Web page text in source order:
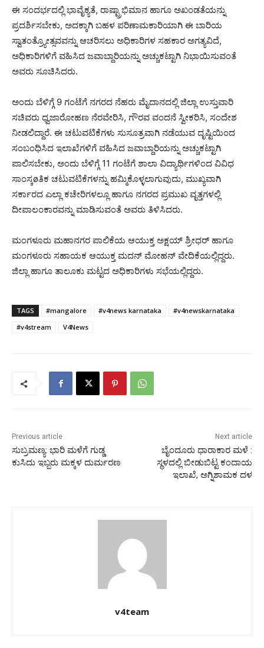
ಈ ಸಂದರ್ಭದಲ್ಲಿ ಭಾವೈಕ್ಯತೆ, ರಾಷ್ಟ್ರಾಭಿಮಾನ ಹಾಗೂ ಅಖಂಡತೆಯನ್ನು
ಪ್ರದರ್ಶಿಸಬೇಕು, ಅದಕ್ಕಾಗಿ ಬಹಳ ಪರಿಣಾಮಕಾರಿಯಾಗಿ ಈ ಬಾರಿಯ
ಸ್ವಾತಂತ್ರ್ಯೋತ್ಸವವನ್ನು ಆಚರಿಸಲು ಅಧಿಕಾರಿಗಳ ಸಹಕಾರ ಅಗತ್ಯವಿದೆ,
ಅಧಿಕಾರಿಗಳಿಗೆ ವಹಿಸಿದ ಜವಾಬ್ದಾರಿಯನ್ನು ಅಚ್ಚುಕಟ್ಟಾಗಿ ನಿಭಾಯಿಸುವಂತೆ
ಅವರು ಸೂಚಿಸಿದರು.
ಅಂದು ಬೆಳಿಗ್ಗೆ 9 ಗಂಟೆಗೆ ನಗರದ ನೆಹರು ಮೈದಾನದಲ್ಲಿ ಜಿಲ್ಲಾ ಉಸ್ತುವಾರಿ
ಸಚಿವರು ಧ್ವಜಾರೋಹಣ ನೆರವೇರಿಸಿ, ಗೌರವ ವಂದನೆ ಸ್ವೀಕರಿಸಿ, ಸಂದೇಶ
ನೀಡಲಿದ್ದಾರೆ. ಈ ಚಟುವಟಿಕೆಗಳು ಸುಸೂತ್ರವಾಗಿ ನಡೆಯುವ ದೃಷ್ಟಿಯಿಂದ
ಸಂಬಂಧಿಸಿದ ಇಲಾಖೆಗಳಿಗೆ ವಹಿಸಿದ ಜವಾಬ್ದಾರಿಯನ್ನು ಅಚ್ಚುಕಟ್ಟಾಗಿ
ಪಾಲಿಸಬೇಕು, ಅಂದು ಬೆಳಿಗ್ಗೆ 11 ಗಂಟೆಗೆ ಶಾಲಾ ವಿದ್ಯಾರ್ಥಿಗಳಿಂದ ವಿವಿಧ
ಸಾಂಸ್ಕøತಿಕ ಚಟುವಟಿಕೆಗಳನ್ನು ಹಮ್ಮಿಕೊಳ್ಳಲಾಗುವುದು, ಮುಖ್ಯವಾಗಿ
ಸರ್ಕಾರದ ಎಲ್ಲಾ ಕಚೇರಿಗಳಲ್ಲೂ ಹಾಗೂ ನಗರದ ಪ್ರಮುಖ ವೃತ್ತಗಳಲ್ಲಿ
ದೀಪಾಲಂಕಾರವನ್ನು ಮಾಡಿಸುವಂತೆ ಅವರು ತಿಳಿಸಿದರು.
ಮಂಗಳೂರು ಮಹಾನಗರ ಪಾಲಿಕೆಯ ಆಯುಕ್ತ ಅಕ್ಷಯ್ ಶ್ರೀಧರ್ ಹಾಗೂ
ಮಂಗಳೂರು ಸಹಾಯಕ ಆಯುಕ್ತ ಮದನ್ ಮೋಹನ್ ವೇದಿಕೆಯಲ್ಲಿದ್ದರು.
ಜಿಲ್ಲಾ ಹಾಗೂ ತಾಲೂಕು ಮಟ್ಟದ ಅಧಿಕಾರಿಗಳು ಸಭೆಯಲ್ಲಿದ್ದರು.
TAGS #mangalore #v4news karnataka
#v4newskarnataka
#v4stream
V4News
Previous article
ಸುಬ್ರಮಣ್ಯ: ಭಾರಿ ಮಳೆಗೆ ಗುಡ್ಡ
ಕುಸಿದು ಇಬ್ಬರು ಮಕ್ಕಳ ದುರ್ಮರಣ
Next article
ಬೈಂದೂರು ಧಾರಾಕಾರ ಮಳೆ :
ಸ್ಥಳದಲ್ಲಿ ಬೀಡುಬಿಟ್ಟ ಕಂದಾಯ
ಇಲಾಖೆ, ಅಗ್ನಿಶಾಮಕ ದಳ
v4team